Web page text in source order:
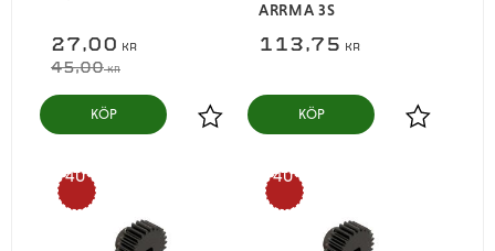
27,00 KR
45,00KR
Lägg till i favoriter
KÖP
ARRMA 3S
113,75 KR
Lägg till i
KÖP
40
%
40
%